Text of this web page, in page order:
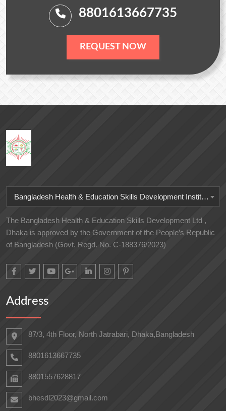
8801613667735
REQUEST NOW
Bangladesh Health & Education Skills Development Institute
The Bangladesh Health & Education Skills Development Ltd ,
Dhaka is approved by the Government of the People’s Republic
of Bangladesh (Govt. Regd. No. C-188376/2023)
Address
87/3, 4th Floor, North Jatrabari, Dhaka,Bangladesh
8801613667735
8801557628817
bhesdl2023@gmail.com